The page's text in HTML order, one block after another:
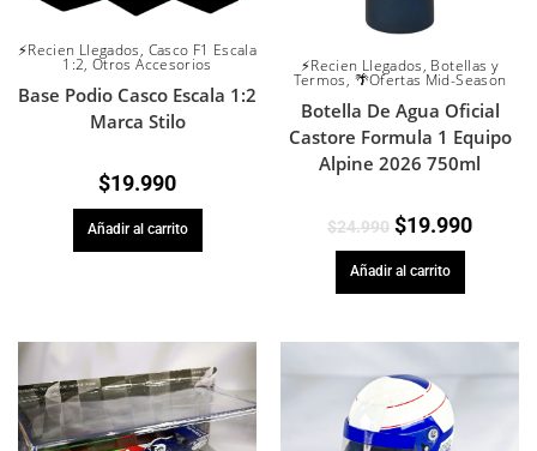
⚡Recien Llegados, Casco F1 Escala
1:2,Otros Accesorios
Base Podio Casco Escala 1:2
Marca Stilo
$19.990
Añadir al carrito
⚡Recien Llegados, Botellas y
Termos, 🌴Ofertas Mid-Season
Botella De Agua Oficial
Castore Formula 1 Equipo
Alpine 2026 750ml
$24.990 $19.990
Añadir al carrito